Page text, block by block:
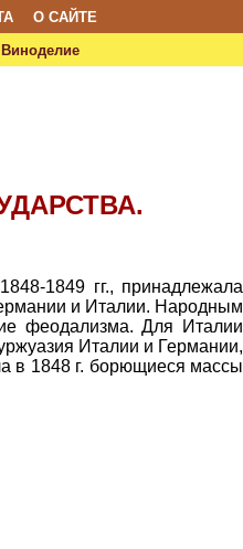
О САЙТЕ
Виноделие
1849 гг., принадлежала
и Италии. Народным
феодализма. Для Италии
Италии и Германии,
в 1848 г. борющиеся массы